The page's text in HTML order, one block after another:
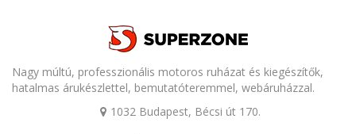
Nagy múltú, professzionális motoros ruházat és kiegészítők,
hatalmas árukészlettel, bemutatóteremmel, webáruházzal.
1032 Budapest, Bécsi út 170.